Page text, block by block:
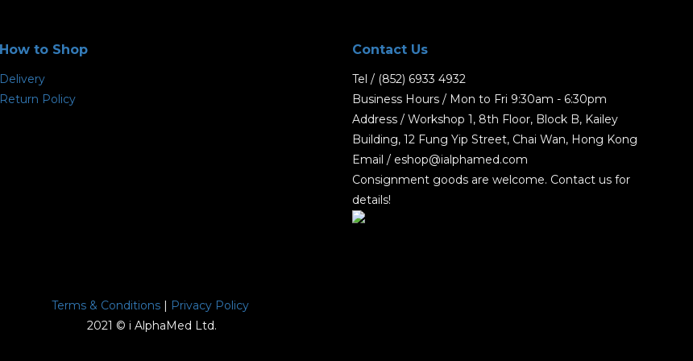
How to Shop
Delivery
Return Policy
Contact Us
Tel / (852) 6933 4932
Business Hours / Mon to Fri 9:30am - 6:30pm
Address / Workshop 1, 8th Floor, Block B, Kailey
Building, 12 Fung Yip Street, Chai Wan, Hong Kong
Email / eshop@ialphamed.com
Consignment goods are welcome. Contact us for
details!
Terms & Conditions| Privacy Policy
2021 © i AlphaMed Ltd.